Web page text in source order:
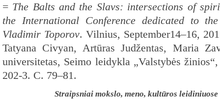
= The Balts and the Slavs: intersections of
the International Conference dedicated to
Vladimir Toporov. Vilnius, September14–16,
Tatyana Civyan, Artūras Judžentas, Maria
universitetas, Seimo leidykla „Valstybės
202-3. С. 79–81.
Straipsniai mokslo, meno, kultūros